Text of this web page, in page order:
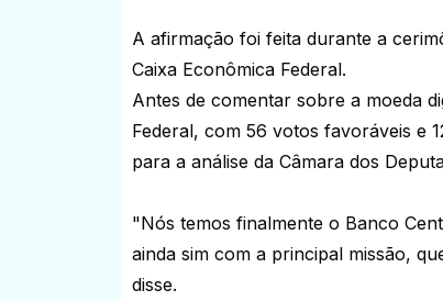
A afirmação foi feita durante a
Caixa Econômica Federal.
Antes de comentar sobre a moeda
Federal, com 56 votos favoráveis e
para a análise da Câmara dos
"Nós temos finalmente o Banco
ainda sim com a principal missão,
disse.